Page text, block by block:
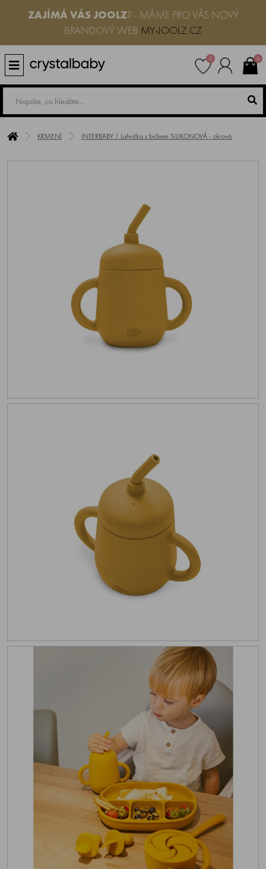
ZAJÍMÁ VÁS JOOLZ? - MÁME PRO VÁS NOVÝ
BRANDOVÝ WEB MY-JOOLZ.CZ
0 0
KRMENÍ INTERBABY | Lahvička s brčkem SILIKONOVÁ - okrová